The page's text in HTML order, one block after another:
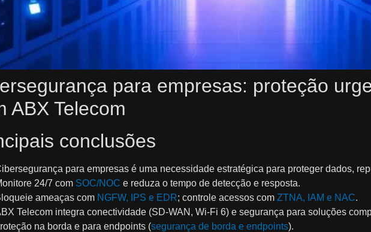
para empresas: proteção
ABX Telecom
conclusões
para empresas é uma necessidade estratégica para proteger dados,
24/7 com SOC/NOC e reduza o tempo de detecção e resposta.
ameaças com NGFW, IPS e EDR; controle acessos com ZTNA, IAM e NAC.
Telecom integra conectividade (SD‑WAN, Wi‑Fi 6) e segurança para soluções
na borda e para endpoints (segurança de borda e endpoints).